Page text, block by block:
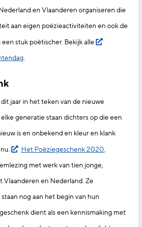
en Vlaanderen organiseren die
aan eigen poëzieactiviteiten en ook de
stuk poëtischer. Bekijk alle
.
jaar in het teken van de nieuwe
generatie staan dichters op die een
is en onbekend en kleur en klank
Het Poëziegeschenk 2020,
met werk van tien jonge,
Vlaanderen en Nederland. Ze
nog aan het begin van hun
dient als een kennismaking met